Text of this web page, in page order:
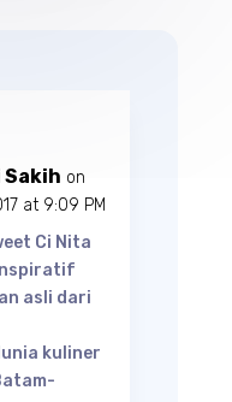
Sakih on
at 9:09 PM
Ci Nita
asli dari
kuliner